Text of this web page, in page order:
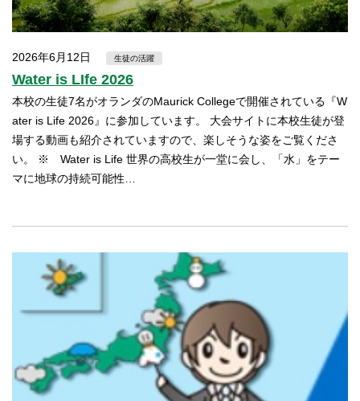
2026年6月12日 生徒の活躍
Water is LIfe 2026
本校の生徒7名がオランダのMaurick Collegeで開催されている『W
ater is Life 2026』に参加しています。 大会サイトに本校生徒が登
場する動画も紹介されていますので、楽しそうな姿をご覧くださ
い。 ※ Water is Life 世界の高校生が一堂に会し、「水」をテー
マに地球の持続可能性…